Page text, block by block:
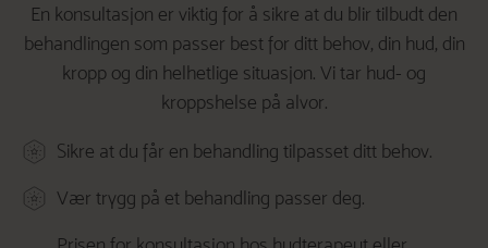
En konsultasjon er viktig for å sikre at du blir tilbudt den
behandlingen som passer best for ditt behov, din hud, din
kropp og din helhetlige situasjon. Vi tar hud- og
kroppshelse på alvor.
Sikre at du får en behandling tilpasset ditt behov.
Vær trygg på et behandling passer deg.